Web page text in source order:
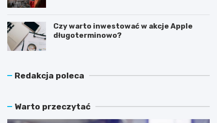
Czy warto inwestować w akcje Apple
długoterminowo?
Redakcja poleca
Warto przeczytać